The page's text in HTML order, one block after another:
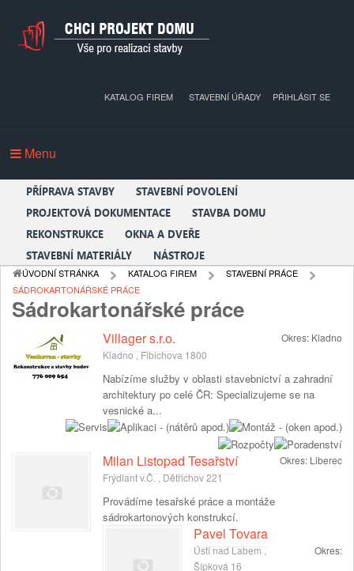
PŘIHLÁSIT SE
KATALOG FIREM STAVEBNÍ ÚŘADY
Menu
PŘÍPRAVA STAVBY
STAVEBNÍ POVOLENÍ
PROJEKTOVÁ DOKUMENTACE
STAVBA DOMU
REKONSTRUKCE
OKNA A DVEŘE
STAVEBNÍ MATERIÁLY
NÁSTROJE
ÚVODNÍ STRÁNKA KATALOG FIREM
STAVEBNÍ PRÁCE
SÁDROKARTONÁŘSKÉ PRÁCE
Sádrokartonářské práce
Villager s.r.o. Okres: Kladno
Kladno , Fibichova 1800
Nabízíme služby v oblasti stavebnictví a zahradní
architektury po celé ČR: Specializujeme se na
vesnické a...
Milan Listopad Tesařství Okres: Liberec
Frýdlant v.Č. , Dětřichov 221
Provádíme tesařské práce a montáže
sádrokartonových konstrukcí.
Pavel Tovara
Okres:
Ústí nad Labem ,
Šípková 16